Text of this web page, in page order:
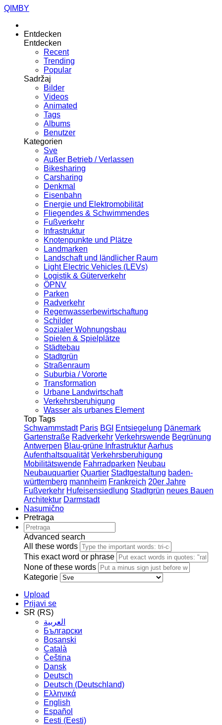
QIMBY
Entdecken
Entdecken
Recent
Trending
Popular
Sadržaj
Bilder
Videos
Animated
Tags
Albums
Benutzer
Kategorien
Sve
Außer Betrieb / Verlassen
Bikesharing
Carsharing
Denkmal
Eisenbahn
Energie und Elektromobilität
Fliegendes & Schwimmendes
Fußverkehr
Infrastruktur
Knotenpunkte und Plätze
Landmarken
Landschaft und ländlicher Raum
Light Electric Vehicles (LEVs)
Logistik & Güterverkehr
ÖPNV
Parken
Radverkehr
Regenwasserbewirtschaftung
Schilder
Sozialer Wohnungsbau
Spielen & Spielplätze
Städtebau
Stadtgrün
Straßenraum
Suburbia / Vororte
Transformation
Urbane Landwirtschaft
Verkehrsberuhigung
Wasser als urbanes Element
Top Tags
Schwammstadt Paris BGI Entsiegelung Dänemark
Gartenstraße Radverkehr Verkehrswende Begrünung
Antwerpen Blau-grüne InfrastrukturAarhus
Aufenthaltsqualität Verkehrsberuhigung
Mobilitätswende Fahrradparken Neubau
Neubauquartier Quartier Stadtgestaltung baden-
württemberg mannheim Frankreich 20er Jahre
Fußverkehr Hufeisensiedlung Stadtgrün neues Bauen
Architektur Darmstadt
Nasumično
Pretraga
Advanced search
All these words
This exact word or phrase
None of these words
Kategorie
Upload
Prijavi se
SR (RS)
العربية
Български
Bosanski
Сatalà
Čeština
Dansk
Deutsch
Deutsch (Deutschland)
Ελληνικά
English
Español
Eesti (Eesti)